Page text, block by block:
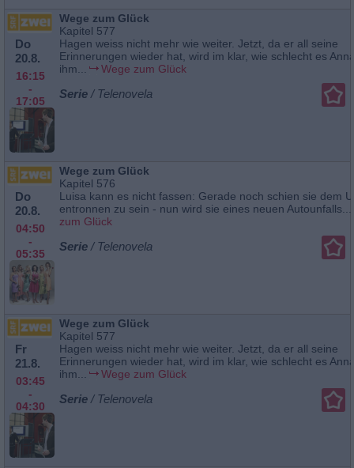
Do
20.8.
16:15
-
17:05
Wege zum Glück
Kapitel 577
Hagen weiss nicht mehr wie weiter. Jetzt, da er all seine
Erinnerungen wieder hat, wird im klar, wie schlecht es
ihm...
Wege zum Glück
Serie / Telenovela
Do
20.8.
04:50
-
05:35
Wege zum Glück
Kapitel 576
Luisa kann es nicht fassen: Gerade noch schien sie dem
entronnen zu sein - nun wird sie eines neuen Autounfalls...
zum Glück
Serie / Telenovela
Fr
21.8.
03:45
-
04:30
Wege zum Glück
Kapitel 577
Hagen weiss nicht mehr wie weiter. Jetzt, da er all seine
Erinnerungen wieder hat, wird im klar, wie schlecht es
ihm...
Wege zum Glück
Serie / Telenovela